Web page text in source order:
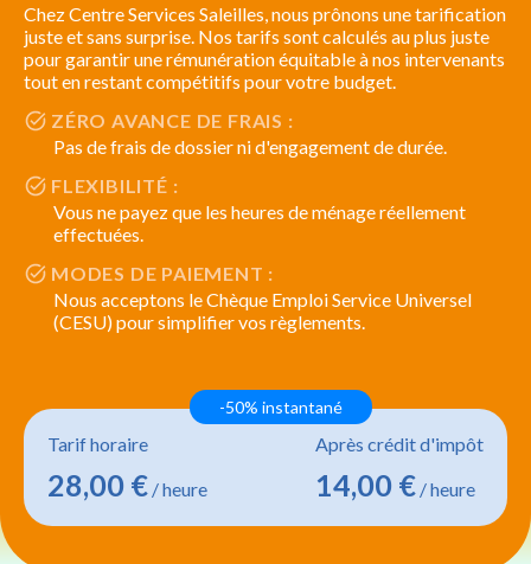
Chez Centre Services Saleilles, nous prônons une tarification
juste et sans surprise. Nos tarifs sont calculés au plus juste
pour garantir une rémunération équitable à nos intervenants
tout en restant compétitifs pour votre budget.
ZÉRO AVANCE DE FRAIS :
Pas de frais de dossier ni d'engagement de durée.
FLEXIBILITÉ :
Vous ne payez que les heures de ménage réellement
effectuées.
MODES DE PAIEMENT :
Nous acceptons le Chèque Emploi Service Universel
(CESU) pour simplifier vos règlements.
Tarif horaire
28,00 € / heure
Après crédit d'impôt
14,00 € / heure
-50% instantané